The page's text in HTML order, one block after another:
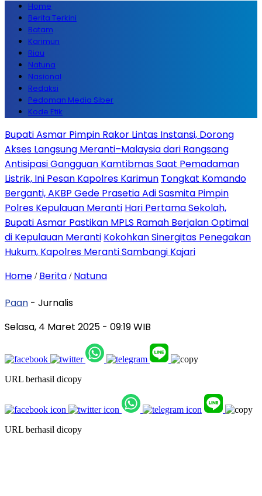
Home
Berita Terkini
Batam
Karimun
Riau
Natuna
Nasional
Redaksi
Pedoman Media Siber
Kode Etik
Bupati Asmar Pimpin Rakor Lintas Instansi, Dorong
Akses Langsung Meranti–Malaysia dari Rangsang
Antisipasi Gangguan Kamtibmas Saat Pemadaman
Listrik, Ini Pesan Kapolres Karimun Tongkat Komando
Berganti, AKBP Gede Prasetia Adi Sasmita Pimpin
Polres Kepulauan Meranti Hari Pertama Sekolah,
Bupati Asmar Pastikan MPLS Ramah Berjalan Optimal
di Kepulauan Meranti Kokohkan Sinergitas Penegakan
Hukum, Kapolres Meranti Sambangi Kajari
Home / Berita / Natuna
Paan - Jurnalis
Selasa, 4 Maret 2025 - 09:19 WIB
URL berhasil dicopy
URL berhasil dicopy